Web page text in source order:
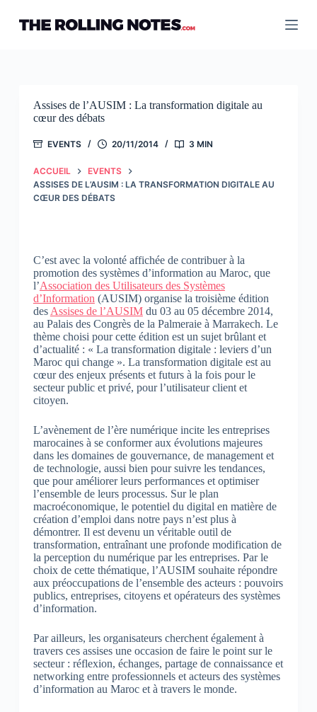
contenu
Assises de l’AUSIM : La transformation digitale au
cœur des débats
EVENTS 20/11/2014 3 MIN
ACCUEIL
EVENTS
ASSISES DE L’AUSIM : LA TRANSFORMATION DIGITALE AU
CŒUR DES DÉBATS
C’est avec la volonté affichée de contribuer à la
promotion des systèmes d’information au Maroc, que
l’Association des Utilisateurs des Systèmes
d’Information(AUSIM) organise la troisième édition
desAssises de l’AUSIMdu 03 au 05 décembre 2014,
au Palais des Congrès de la Palmeraie à Marrakech. Le
thème choisi pour cette édition est un sujet brûlant et
d’actualité : « La transformation digitale : leviers d’un
Maroc qui change ». La transformation digitale est au
cœur des enjeux présents et futurs à la fois pour le
secteur public et privé, pour l’utilisateur client et
citoyen.
L’avènement de l’ère numérique incite les entreprises
marocaines à se conformer aux évolutions majeures
dans les domaines de gouvernance, de management et
de technologie, aussi bien pour suivre les tendances,
que pour améliorer leurs performances et optimiser
l’ensemble de leurs processus. Sur le plan
macroéconomique, le potentiel du digital en matière de
création d’emploi dans notre pays n’est plus à
démontrer. Il est devenu un véritable outil de
transformation, entraînant une profonde modification de
la perception du numérique par les entreprises. Par le
choix de cette thématique, l’AUSIM souhaite répondre
aux préoccupations de l’ensemble des acteurs : pouvoirs
publics, entreprises, citoyens et opérateurs des systèmes
d’information.
Par ailleurs, les organisateurs cherchent également à
travers ces assises une occasion de faire le point sur le
secteur : réflexion, échanges, partage de connaissance et
networking entre professionnels et acteurs des systèmes
d’information au Maroc et à travers le monde.